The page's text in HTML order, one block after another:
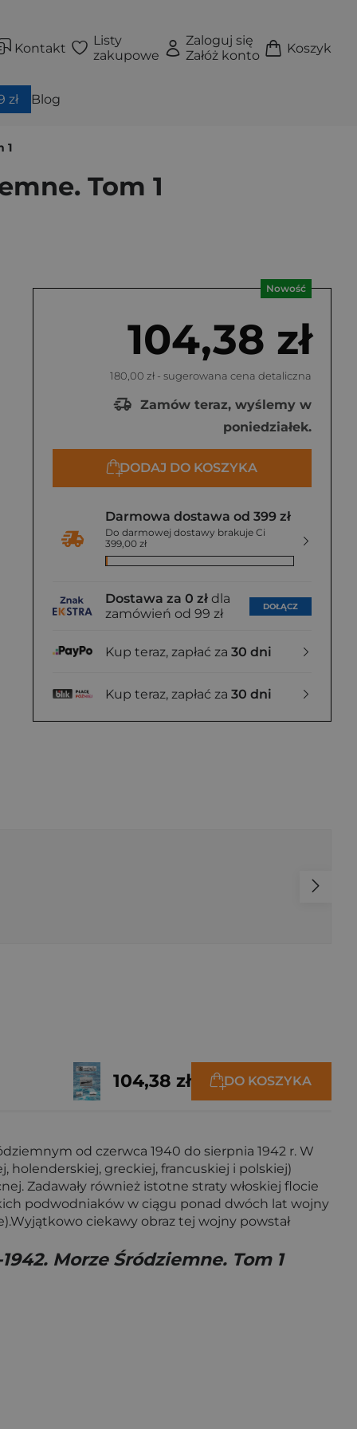
Kontakt
Listy
zakupowe
Zaloguj się
Załóż konto
Koszyk
zł Blog
1
Tom 1
Nowość
104,38 zł
180,00 zł - sugerowana cena detaliczna
Zamów teraz, wyślemy w
poniedziałek.
DODAJ DO KOSZYKA
Darmowa dostawa od 399 zł
Do darmowej dostawy brakuje Ci
399,00 zł
Dostawa za 0 zł dla
zamówień od 99 zł
DOŁĄCZ
Kup teraz, zapłać za 30 dni
Kup teraz, zapłać za 30 dni
104,38 zł DO KOSZYKA
od czerwca 1940 do sierpnia 1942 r. W
holenderskiej, greckiej, francuskiej i polskiej)
Zadawały również istotne straty włoskiej flocie
podwodniaków w ciągu ponad dwóch lat wojny
ciekawy obraz tej wojny powstał
Morze Śródziemne. Tom 1